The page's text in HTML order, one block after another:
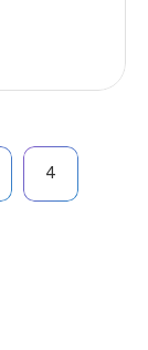
4